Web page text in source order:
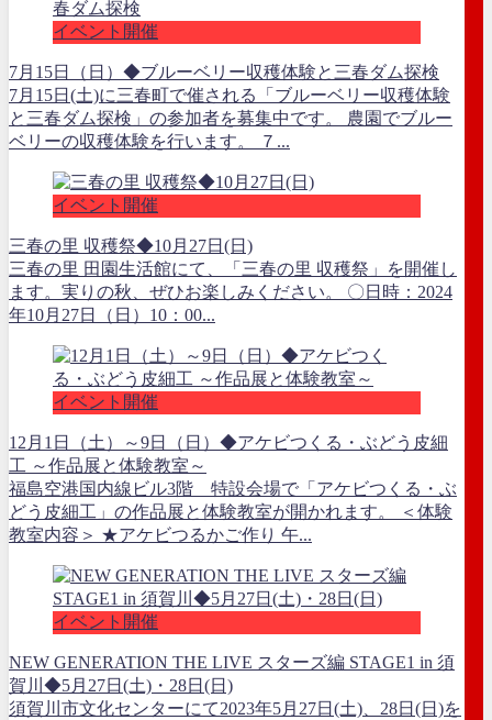
イベント開催
7月15日（日）◆ブルーベリー収穫体験と三春ダム探検
7月15日(土)に三春町で催される「ブルーベリー収穫体験
と三春ダム探検」の参加者を募集中です。 農園でブルー
ベリーの収穫体験を行います。 ７...
イベント開催
三春の里 収穫祭◆10月27日(日)
三春の里 田園生活館にて、「三春の里 収穫祭」を開催し
ます。実りの秋、ぜひお楽しみください。 〇日時：2024
年10月27日（日）10：00...
イベント開催
12月1日（土）～9日（日）◆アケビつくる・ぶどう皮細
工 ～作品展と体験教室～
福島空港国内線ビル3階 特設会場で「アケビつくる・ぶ
どう皮細工」の作品展と体験教室が開かれます。 ＜体験
教室内容＞ ★アケビつるかご作り 午...
イベント開催
NEW GENERATION THE LIVE スターズ編 STAGE1 in 須
賀川◆5月27日(土)・28日(日)
須賀川市文化センターにて2023年5月27日(土)、28日(日)を